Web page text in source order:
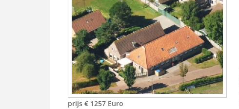
prijs € 1257 Euro